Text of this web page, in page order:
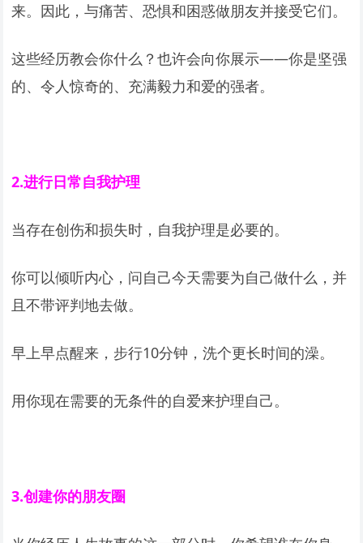
来。因此，与痛苦、恐惧和困惑做朋友并接受它们。
这些经历教会你什么？也许会向你展示——你是坚强
的、令人惊奇的、充满毅力和爱的强者。
2.进行日常自我护理
当存在创伤和损失时，自我护理是必要的。
你可以倾听内心，问自己今天需要为自己做什么，并
且不带评判地去做。
早上早点醒来，步行10分钟，洗个更长时间的澡。
用你现在需要的无条件的自爱来护理自己。
3.创建你的朋友圈